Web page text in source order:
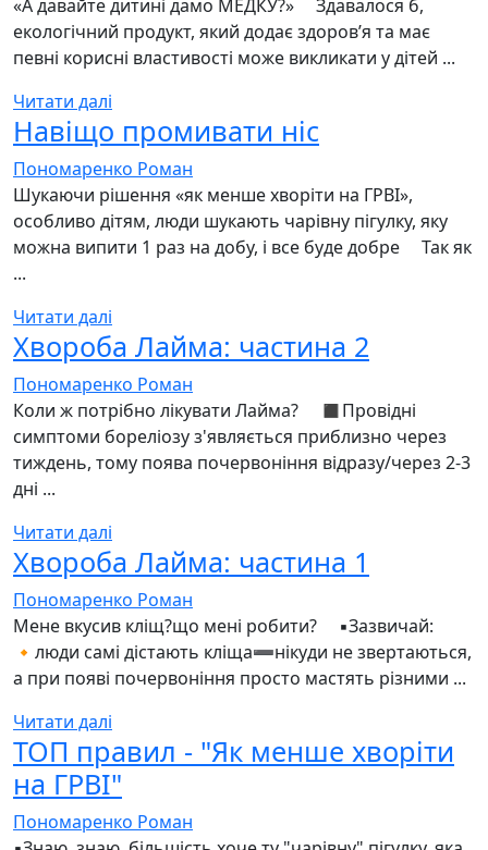
«А давайте дитині дамо МЕДКУ?» ⠀ Здавалося б,
екологічний продукт, який додає здоровʼя та має
певні корисні властивості може викликати у дітей ...
Читати далі
Навіщо промивати ніс
Пономаренко Роман
Шукаючи рішення «як менше хворіти на ГРВІ»,
особливо дітям, люди шукають чарівну пігулку, яку
можна випити 1 раз на добу, і все буде добре ⠀ Так як
...
Читати далі
Хвороба Лайма: частина 2
Пономаренко Роман
Коли ж потрібно лікувати Лайма? ⠀ ◼️Провідні
симптоми бореліозу з'являється приблизно через
тиждень, тому поява почервоніння відразу/через 2-3
дні ...
Читати далі
Хвороба Лайма: частина 1
Пономаренко Роман
Мене вкусив кліщ?що мені робити? ⠀ ▪️Зазвичай:
🔸люди самі дістають кліща➖нікуди не звертаються,
а при появі почервоніння просто мастять різними ...
Читати далі
ТОП правил - "Як менше хворіти
на ГРВІ"
Пономаренко Роман